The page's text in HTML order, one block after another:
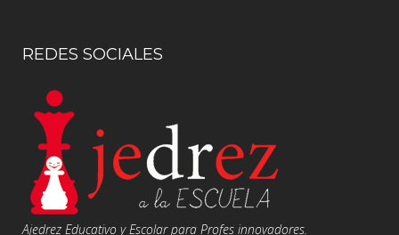
REDES SOCIALES
Ajedrez Educativo y Escolar para Profes innovadores.